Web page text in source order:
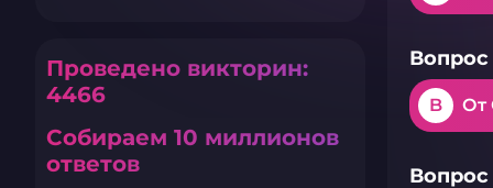
Проведено викторин:
4466
Собираем 10 миллионов
ответов
Вопрос
B От
Вопрос